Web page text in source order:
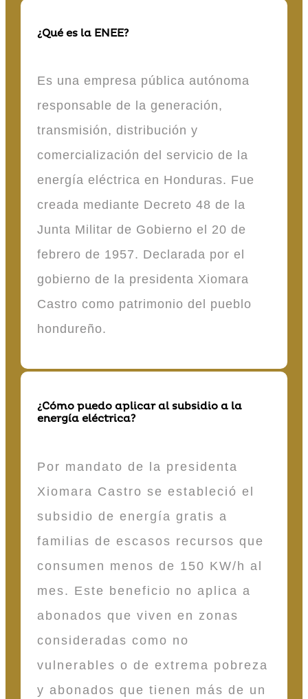
¿Qué es la ENEE?
Es una empresa pública autónoma
responsable de la generación,
transmisión, distribución y
comercialización del servicio de la
energía eléctrica en Honduras. Fue
creada mediante Decreto 48 de la
Junta Militar de Gobierno el 20 de
febrero de 1957. Declarada por el
gobierno de la presidenta Xiomara
Castro como patrimonio del pueblo
hondureño.
¿Cómo puedo aplicar al subsidio a la
energía eléctrica?
Por mandato de la presidenta
Xiomara Castro se estableció el
subsidio de energía gratis a
familias de escasos recursos que
consumen menos de 150 KW/h al
mes. Este beneficio no aplica a
abonados que viven en zonas
consideradas como no
vulnerables o de extrema pobreza
y abonados que tienen más de un